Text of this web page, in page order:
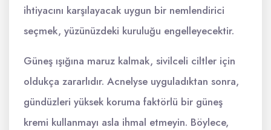
ihtiyacını karşılayacak uygun bir nemlendirici
seçmek, yüzünüzdeki kuruluğu engelleyecektir.
Güneş ışığına maruz kalmak, sivilceli ciltler için
oldukça zararlıdır. Acnelyse uyguladıktan sonra,
gündüzleri yüksek koruma faktörlü bir güneş
kremi kullanmayı asla ihmal etmeyin. Böylece,